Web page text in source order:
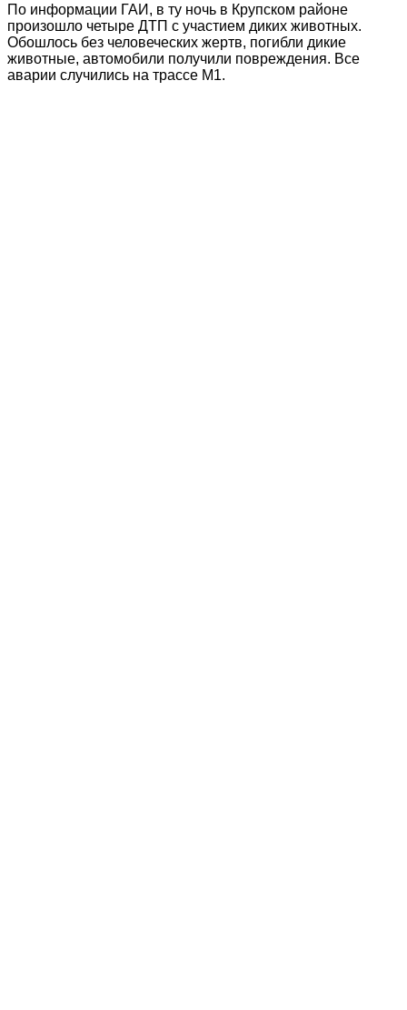
По информации ГАИ, в ту ночь в Крупском районе
произошло четыре ДТП с участием диких животных.
Обошлось без человеческих жертв, погибли дикие
животные, автомобили получили повреждения. Все
аварии случились на трассе М1.